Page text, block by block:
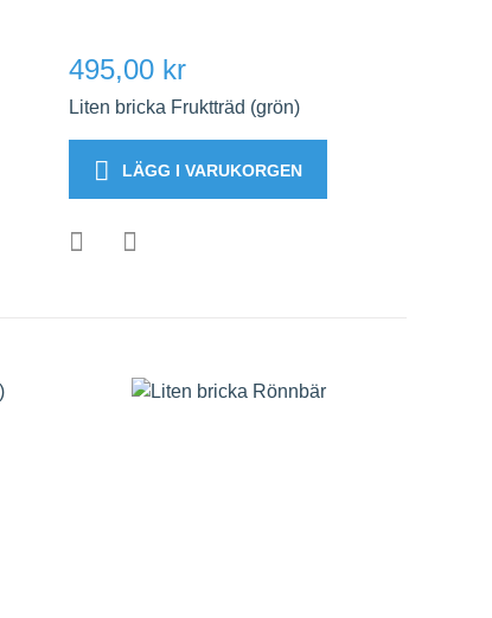
495,00 kr
Liten bricka Fruktträd (grön)
LÄGG I VARUKORGEN